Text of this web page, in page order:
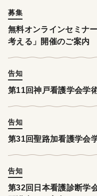
募集
無料オンラインセミナ
考える」開催のご案内
告知
第11回神戸看護学会学
告知
第31回聖路加看護学会
告知
第32回日本看護診断